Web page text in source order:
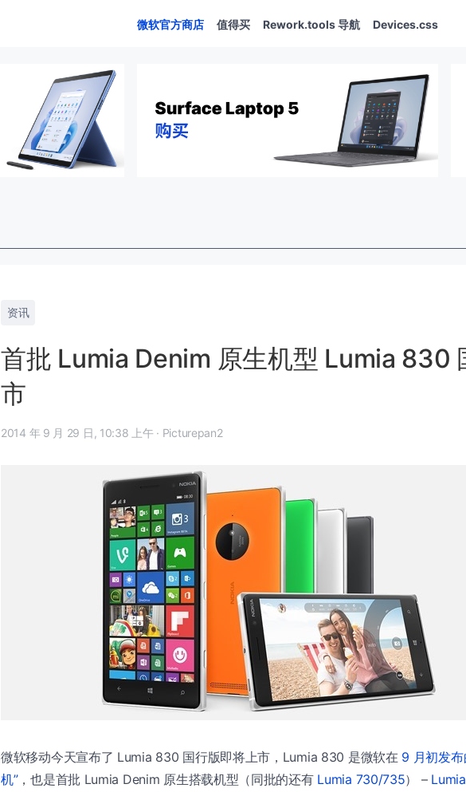
微软官方商店 值得买 Rework.tools 导航 Devices.css
资讯
首批 Lumia Denim 原生机型 Lumia 830
市
2014 年 9 月 29 日, 10:38 上午 · Picturepan2
微软移动今天宣布了 Lumia 830 国行版即将上市，Lumia 830 是微软在 9 月初发布
机”，也是首批 Lumia Denim 原生搭载机型（同批的还有 Lumia 730/735） –